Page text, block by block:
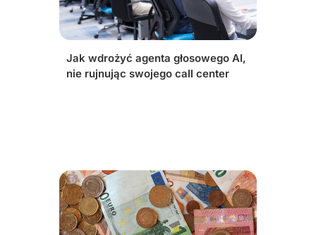
Jak wdrożyć agenta głosowego AI,
nie rujnując swojego call center